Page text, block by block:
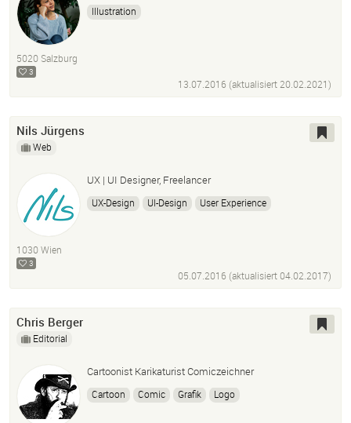
Illustration
5020 Salzburg
3
13.07.2016 (aktualisiert20.02.2021)
Nils Jürgens
Web
UX | UI Designer, Freelancer
UX-Design UI-Design
User Experience
1030 Wien
3
05.07.2016 (aktualisiert04.02.2017)
Chris Berger
Editorial
Cartoonist Karikaturist Comiczeichner
Cartoon Comic Grafik Logo